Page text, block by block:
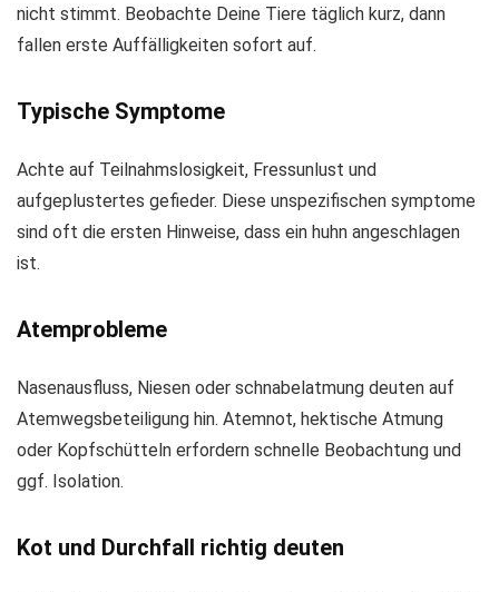
nicht stimmt. Beobachte Deine Tiere täglich kurz, dann
fallen erste Auffälligkeiten sofort auf.
Typische Symptome
Achte auf Teilnahmslosigkeit, Fressunlust und
aufgeplustertes gefieder. Diese unspezifischen symptome
sind oft die ersten Hinweise, dass ein huhn angeschlagen
ist.
Atemprobleme
Nasenausfluss, Niesen oder schnabelatmung deuten auf
Atemwegsbeteiligung hin. Atemnot, hektische Atmung
oder Kopfschütteln erfordern schnelle Beobachtung und
ggf. Isolation.
Kot und Durchfall richtig deuten